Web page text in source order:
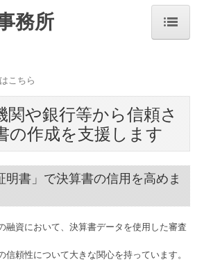
関や銀行等から信頼さ
の作成を支援します
明書」で決算書の信用を高めま
融資において、決算書データを使用した審査
信頼性について大きな関心を持っています。